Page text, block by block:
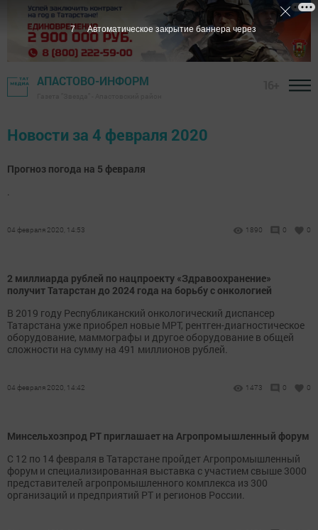
АПАСТОВО-ИНФОРМ
Новости за 4 февраля 2020
Прогноз погода на 5 февраля
.
04 февраля 2020, 14:53 1890 0 0
2 миллиарда рублей по нацпроекту «Здравоохранение»
получит Татарстан до 2024 года на борьбу с онкологией
В 2019 году Республиканский онкологический диспансер
Татарстана уже приобрел новые МРТ, рентген-диагностическое
оборудование, маммографы и другое оборудование в общей
сложности на сумму на 491 миллионов рублей.
04 февраля 2020, 14:42 1473 0 0
Минсельхозпрод РТ приглашает на Агропромышленный форум
С 12 по 14 февраля в Татарстане пройдет Агропромышленный
форум и специализированная выставка с участием свыше 3000
представителей агропромышленного комплекса из 300
организаций и предприятий РТ и регионов России.
7 Автоматическое закрытие баннера через